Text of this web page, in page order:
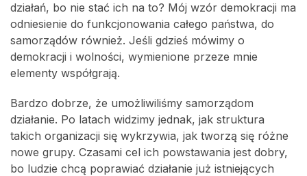
działań, bo nie stać ich na to? Mój wzór demokracji ma
odniesienie do funkcjonowania całego państwa, do
samorządów również. Jeśli gdzieś mówimy o
demokracji i wolności, wymienione przeze mnie
elementy współgrają.
Bardzo dobrze, że umożliwiliśmy samorządom
działanie. Po latach widzimy jednak, jak struktura
takich organizacji się wykrzywia, jak tworzą się różne
nowe grupy. Czasami cel ich powstawania jest dobry,
bo ludzie chcą poprawiać działanie już istniejących